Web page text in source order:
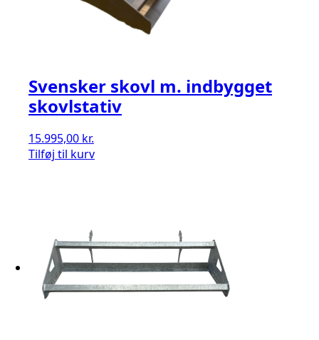
Svensker skovl m. indbygget
skovlstativ
15.995,00 kr.
Tilføj til kurv